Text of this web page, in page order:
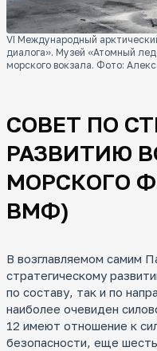
VI Международный
диалога». Музей «Атомный
морского вокзала. Фото:
СОВЕТ ПО
РАЗВИТИЮ
МОРСКОГО
ВМФ)
В возглавляемом самим
стратегическому
по составу, так и по
наиболее очевиден
12 имеют отношение к
безопасности, еще